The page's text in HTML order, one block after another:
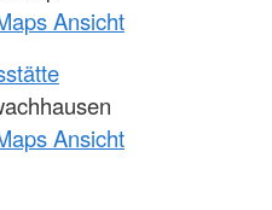
Ansicht
Ansicht